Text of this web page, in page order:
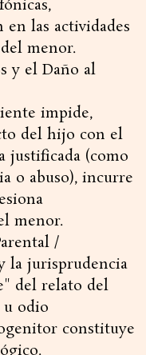
las actividades
menor.
y el Daño al
impide,
del hijo con el
justificada (como
o abuso), incurre
menor.
/
la jurisprudencia
del relato del
odio
constituye